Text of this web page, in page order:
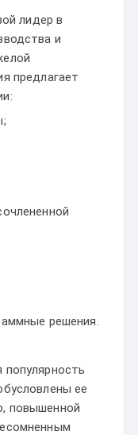
лидер в
и
предлагает
решения.
ее
повышенной